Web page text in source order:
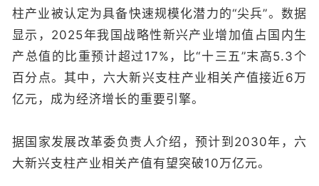
柱产业被认定为具备快速规模化潜力的“尖兵”。数据
显示，2025年我国战略性新兴产业增加值占国内生
产总值的比重预计超过17%，比“十三五”末高5.3个
百分点。其中，六大新兴支柱产业相关产值接近6万
亿元，成为经济增长的重要引擎。
据国家发展改革委负责人介绍，预计到2030年，六
大新兴支柱产业相关产值有望突破10万亿元。